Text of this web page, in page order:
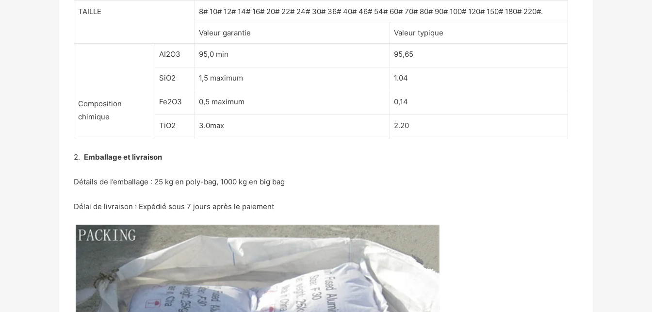
TAILLE 8# 10# 12# 14# 16# 20# 22# 24# 30# 36# 40# 46# 54# 60# 70# 80# 90# 100# 120# 150# 180# 220#.
Valeur garantie Valeur typique
Composition
chimique
AI2O3 95,0 min 95,65
SiO2 1,5 maximum 1.04
Fe2O3 0,5 maximum 0,14
TiO2 3.0max 2.20
2. Emballage et livraison
Détails de l’emballage : 25 kg en poly-bag, 1000 kg en big bag
Délai de livraison : Expédié sous 7 jours après le paiement